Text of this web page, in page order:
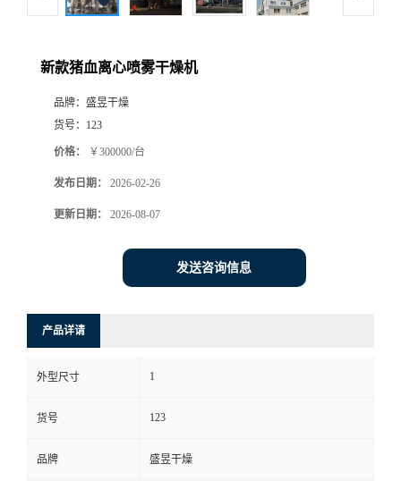
新款猪血离心喷雾干燥机
品牌： 盛昱干燥
货号： 123
价格： ￥300000/台
发布日期： 2026-02-26
更新日期： 2026-08-07
发送咨询信息
产品详请
外型尺寸 1
货号 123
品牌 盛昱干燥